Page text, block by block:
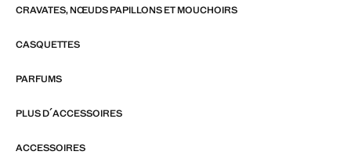
CRAVATES, NŒUDS PAPILLONS ET MOUCHOIRS
CASQUETTES
PARFUMS
PLUS D´ACCESSOIRES
ACCESSOIRES